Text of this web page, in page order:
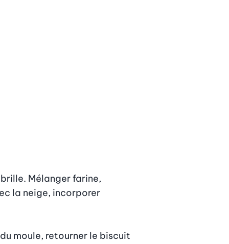
Mélanger farine,
la neige, incorporer
moule, retourner le biscuit